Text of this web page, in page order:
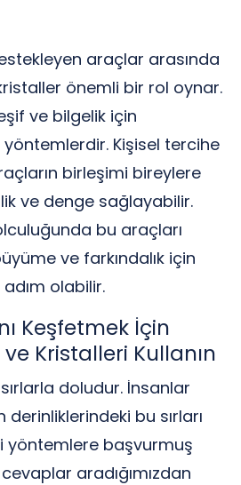
araçlar arasında
önemli bir rol oynar.
ve bilgelik için
yöntemlerdir. Kişisel tercihe
birleşimi bireylere
ve denge sağlayabilir.
bu araçları
ve farkındalık için
olabilir.
Keşfetmek İçin
Kristalleri Kullanın
doludur. İnsanlar
derinliklerindeki bu sırları
yöntemlere başvurmuş
aradığımızdan